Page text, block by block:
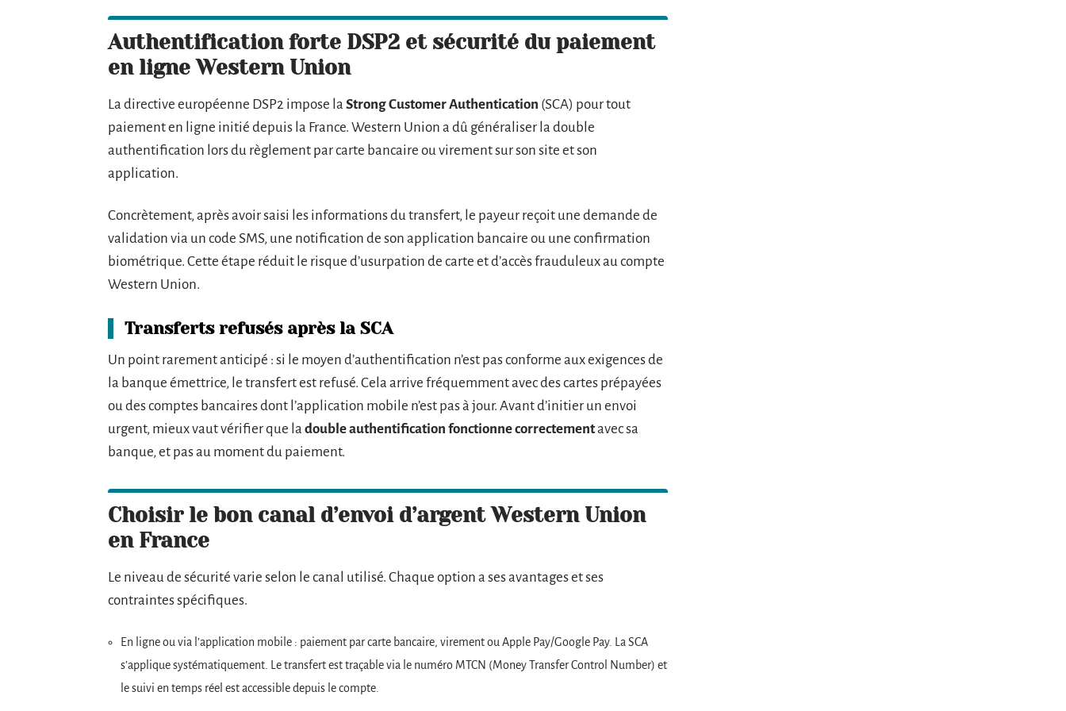
Authentification forte DSP2 et sécurité du paiement
en ligne Western Union
La directive européenne DSP2 impose la Strong Customer Authentication (SCA) pour tout
paiement en ligne initié depuis la France. Western Union a dû généraliser la double
authentification lors du règlement par carte bancaire ou virement sur son site et son
application.
Concrètement, après avoir saisi les informations du transfert, le payeur reçoit une demande de
validation via un code SMS, une notification de son application bancaire ou une confirmation
biométrique. Cette étape réduit le risque d’usurpation de carte et d’accès frauduleux au compte
Western Union.
Transferts refusés après la SCA
Un point rarement anticipé : si le moyen d’authentification n’est pas conforme aux exigences de
la banque émettrice, le transfert est refusé. Cela arrive fréquemment avec des cartes prépayées
ou des comptes bancaires dont l’application mobile n’est pas à jour. Avant d’initier un envoi
urgent, mieux vaut vérifier que la double authentification fonctionne correctementavec sa
banque, et pas au moment du paiement.
Choisir le bon canal d’envoi d’argent Western Union
en France
Le niveau de sécurité varie selon le canal utilisé. Chaque option a ses avantages et ses
contraintes spécifiques.
En ligne ou via l’application mobile : paiement par carte bancaire, virement ou Apple Pay/Google Pay. La SCA
s’applique systématiquement. Le transfert est traçable via le numéro MTCN (Money Transfer Control Number) et
le suivi en temps réel est accessible depuis le compte.